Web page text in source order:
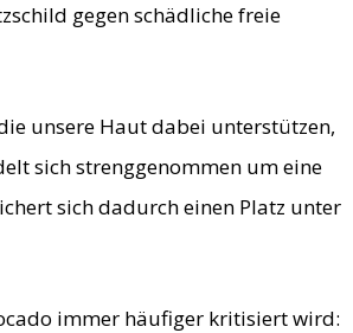
gegen schädliche freie
unsere Haut dabei unterstützen,
sich strenggenommen um eine
sich dadurch einen Platz unter
immer häufiger kritisiert wird: